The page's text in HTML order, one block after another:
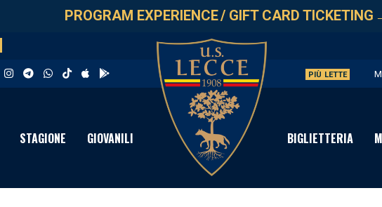
PROGRAM EXPERIENCE/ GIFT CARD TICKETING
PIÙ LETTE
STAGIONE GIOVANILI BIGLIETTERIA